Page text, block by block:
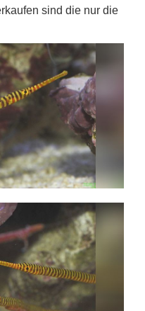
sind die nur die